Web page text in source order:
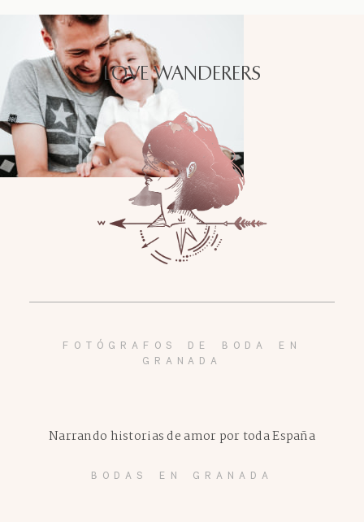
LOVE WANDERERS
FOTÓGRAFOS DE BODA EN
GRANADA
BODAS EN GRANADA
Narrando historias de amor por toda España